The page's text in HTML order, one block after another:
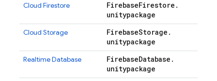
Cloud Firestore FirebaseFirestore .
unitypackage
Cloud Storage FirebaseStorage .
unitypackage
Realtime Database FirebaseDatabase .
unitypackage